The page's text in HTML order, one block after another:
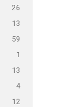
26
13
59
1
13
4
12